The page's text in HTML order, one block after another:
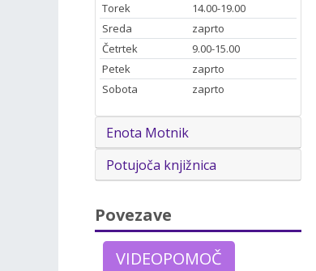
Torek
14.00-19.00
Sreda
zaprto
Četrtek
9.00-15.00
Petek
zaprto
Sobota
zaprto
Enota Motnik
Potujoča knjižnica
Povezave
VIDEOPOMOČ